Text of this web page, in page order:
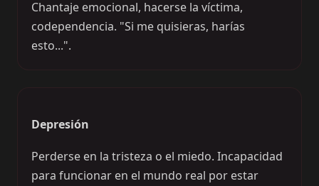
Chantaje emocional, hacerse la víctima,
codependencia. "Si me quisieras, harías
esto...".
Depresión
Perderse en la tristeza o el miedo. Incapacidad
para funcionar en el mundo real por estar